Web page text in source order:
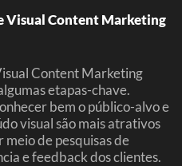
Visual Content Marketing
Content Marketing
etapas-chave.
bem o público-alvo e
visual são mais atrativos
meio de pesquisas de
e feedback dos clientes.